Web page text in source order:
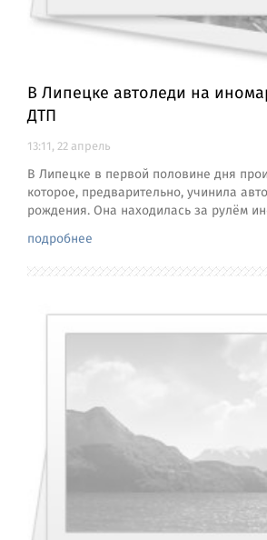
В Липецке автоледи на
ДТП
13:11, 22 апрель
В Липецке в первой половине дня
которое, предварительно, учинила
рождения. Она находилась за рулём
подробнее